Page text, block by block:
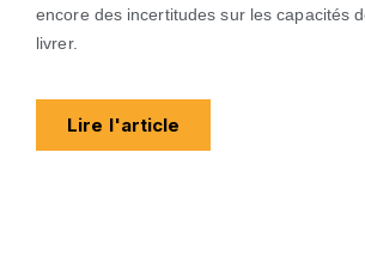
encore des incertitudes sur les capacités
livrer.
Lire l'article